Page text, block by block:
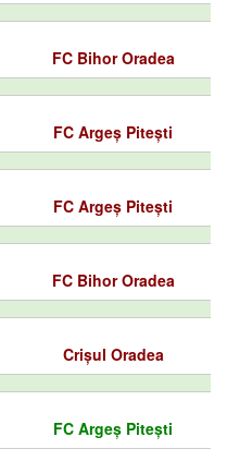
FC Bihor Oradea
FC Argeș Pitești
FC Argeș Pitești
FC Bihor Oradea
Crișul Oradea
FC Argeș Pitești